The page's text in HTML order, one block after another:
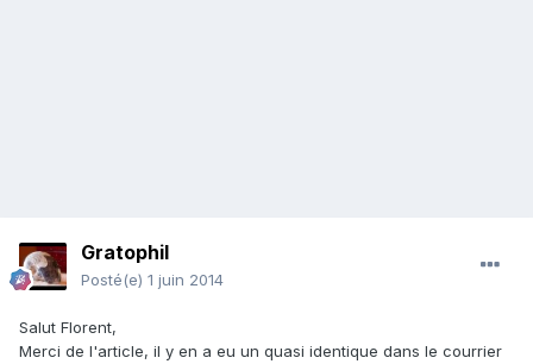
Gratophil
Posté(e) 1 juin 2014
Salut Florent,
Merci de l'article, il y en a eu un quasi identique dans le courrier